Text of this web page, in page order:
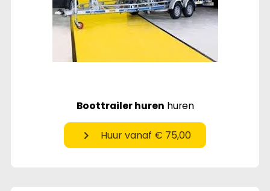
Boottrailer huren huren
chevron_right Huur vanaf € 75,00